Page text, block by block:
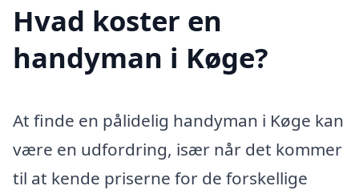
Hvad koster en
handyman i Køge?
At finde en pålidelig handyman i Køge kan
være en udfordring, især når det kommer
til at kende priserne for de forskellige